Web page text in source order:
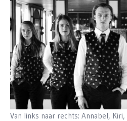
Van links naar rechts: Annabel, Kiri,